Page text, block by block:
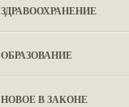
ЗДРАВООХРАНЕНИЕ
OБРАЗОВАНИЕ
НОВОЕ В ЗАКОНЕ